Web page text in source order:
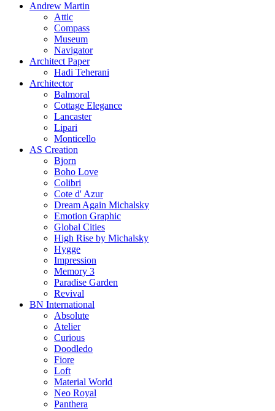
Andrew Martin
Attic
Compass
Museum
Navigator
Architect Paper
Hadi Teherani
Architector
Balmoral
Cottage Elegance
Lancaster
Lipari
Monticello
AS Creation
Bjorn
Boho Love
Colibri
Cote d' Azur
Dream Again Michalsky
Emotion Graphic
Global Cities
High Rise by Michalsky
Hygge
Impression
Memory 3
Paradise Garden
Revival
BN International
Absolute
Atelier
Curious
Doodledo
Fiore
Loft
Material World
Neo Royal
Panthera